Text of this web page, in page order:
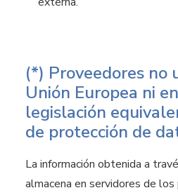
(*) Proveedores no
Unión Europea ni
legislación
de protección de
La información obtenida a
almacena en servidores de